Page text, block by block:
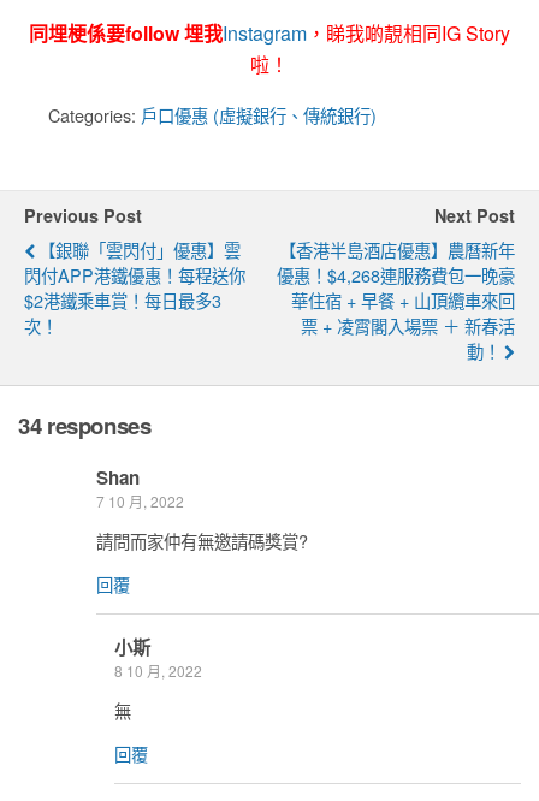
同埋梗係要follow 埋我Instagram ，睇我啲靚相同IG Story
啦！
Categories: 戶口優惠 (虛擬銀行、傳統銀行)
Previous Post
【銀聯「雲閃付」優惠】雲
閃付APP港鐵優惠！每程送你
$2港鐵乘車賞！每日最多3
次！
Next Post
【香港半島酒店優惠】農曆新年
優惠！$4,268連服務費包一晚豪
華住宿 + 早餐 + 山頂纜車來回
票 + 凌霄閣入場票 ＋ 新春活
動！
34 responses
Shan
7 10 月, 2022
請問而家仲有無邀請碼獎賞?
回覆
小斯
8 10 月, 2022
無
回覆